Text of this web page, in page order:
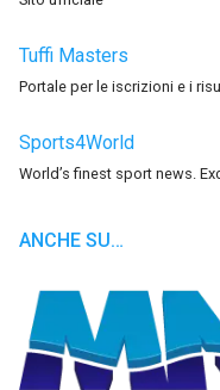
Tuffi Masters
Portale per le iscrizioni e i
Sports4World
World’s finest sport news.
ANCHE SU…